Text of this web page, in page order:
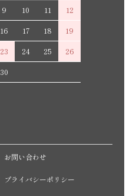
9 10 11
12
16 17 18
19
23 24 25
26
30
お問い合わせ
プライバシーポリシー